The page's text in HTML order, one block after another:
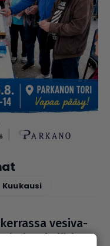
Kuukausi
vesi­va­
jär­jes­